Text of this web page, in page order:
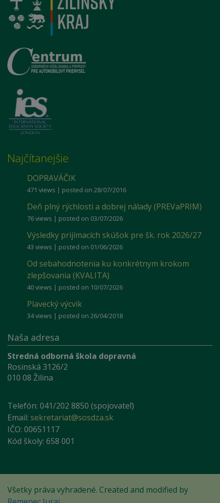
Najčítanejšie
DOPRAVÁČIK
471 views | posted on 28/07/2016
Deň plný rýchlosti a dobrej nálady (PREVaPRIM)
76 views | posted on 03/07/2026
Výsledky prijímacích skúšok pre šk. rok 2026/27
43 views | posted on 01/06/2026
Od sebahodnotenia ku konkrétnym krokom
zlepšovania (KVALITA)
40 views | posted on 10/07/2026
Plavecký výcvik
34 views | posted on 26/04/2018
Naša adresa
Stredná odborná škola dopravná
Rosinská 3126/2
010 08 Žilina
Telefón: 041/202 8850 (spojovateľ)
Email: sekretariat@sosdza.sk
IČO: 00651117
Kód školy: 658 001
Všetky práva vyhradené. Created and modified by